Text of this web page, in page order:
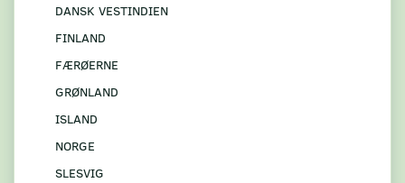
DANSK VESTINDIEN
FINLAND
FÆRØERNE
GRØNLAND
ISLAND
NORGE
SLESVIG